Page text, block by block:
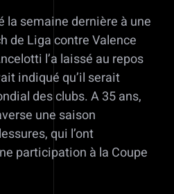
la semaine dernière à une
de Liga contre Valence
l’a laissé au repos
indiqué qu’il serait
des clubs. A 35 ans,
une saison
qui l’ont
participation à la Coupe